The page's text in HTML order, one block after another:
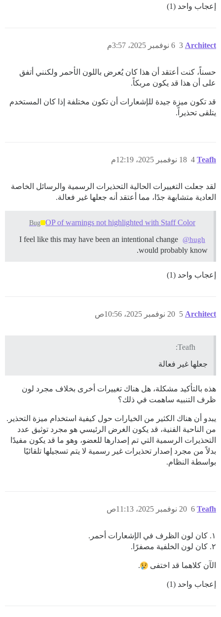
إعجاب واحد (1)
Architect 6 نوفمبر 2025، 3:57م 3
حسناً، كنت أعتقد أن هذا كان يُعرض باللون الأحمر ولكنني أتفق
على أن هذا قد يكون مربكاً.
قد تكون ميزة جيدة للإشعارات أن تكون مختلفة إذا كان المستخدم
يتلقى تحذيراً.
Teafh 18 نوفمبر 2025، 12:19م 4
لقد جعلت التغييرات الحالية التحذيرات الرسمية والرسائل الخاصة
العادية متشابهة جدًا، مما أعتقد أنه جعلها غير فعالة.
OP of warnings not highlighted with Staff Color
Bug
I feel like this may have been an intentional change @hugh
would probably know.
إعجاب واحد (1)
Architect 20 نوفمبر 2025، 10:56ص 5
Teafh:
جعلها غير فعالة
هذه بالتأكيد مشكلة، هل هناك تغييرات أخرى بخلاف مجرد لون
ظرف التنبيه ساهمت في ذلك؟
يبدو أن هناك الكثير من الخيارات حول كيفية استخدام ميزة التحذير.
من الناحية الفنية، قد يكون الغرض الرئيسي هو مجرد توثيق عدد
التحذيرات الرسمية التي تم إصدارها للعضو، وهو ما قد يكون مفيدًا
بدلاً من مجرد إصدار تحذيرات غير رسمية لا يتم تسجيلها تلقائيًا
بواسطة النظام.
Teafh 20 نوفمبر 2025، 11:13ص 6
١. كان لون الظرف في الإشعارات أحمر.
٢. كان لون الخلفية مصفرًا.
الآن كلاهما قد اختفى .
إعجاب واحد (1)